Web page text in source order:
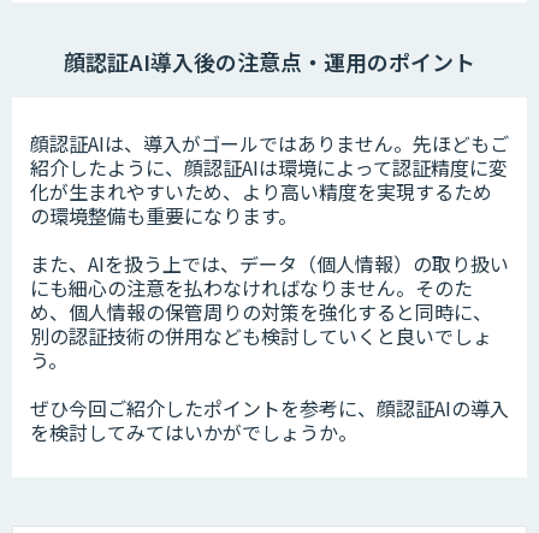
顔認証AI導入後の注意点・運用のポイント
顔認証AIは、導入がゴールではありません。先ほどもご
紹介したように、顔認証AIは環境によって認証精度に変
化が生まれやすいため、より高い精度を実現するため
の環境整備も重要になります。
また、AIを扱う上では、データ（個人情報）の取り扱い
にも細心の注意を払わなければなりません。そのた
め、個人情報の保管周りの対策を強化すると同時に、
別の認証技術の併用なども検討していくと良いでしょ
う。
ぜひ今回ご紹介したポイントを参考に、顔認証AIの導入
を検討してみてはいかがでしょうか。